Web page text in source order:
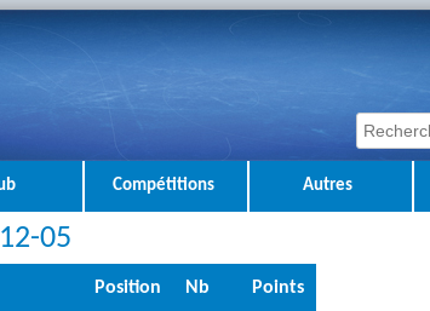
Compétitions Autres
05
Position Nb Points